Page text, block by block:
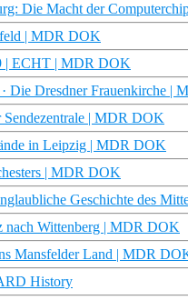
Die Macht der
| MDR DOK
| ECHT | MDR DOK
Die Dresdner Frauenkirche |
| MDR DOK
in Leipzig | MDR DOK
| MDR DOK
Geschichte des
nach Wittenberg | MDR DOK
Mansfelder Land | MDR
History